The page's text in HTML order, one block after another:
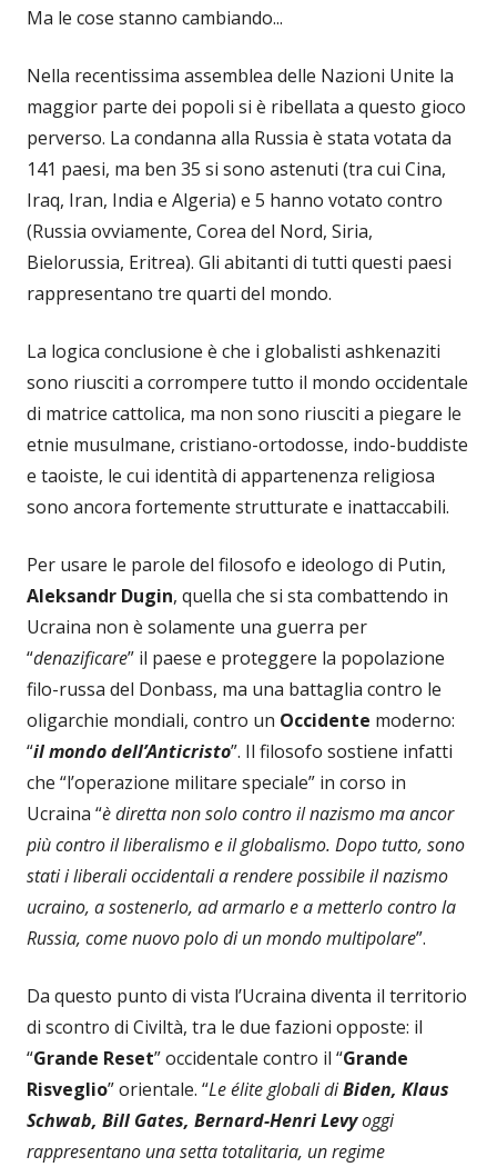
Ma le cose stanno cambiando...
Nella recentissima assemblea delle Nazioni Unite la
maggior parte dei popoli si è ribellata a questo gioco
perverso. La condanna alla Russia è stata votata da
141 paesi, ma ben 35 si sono astenuti (tra cui Cina,
Iraq, Iran, India e Algeria) e 5 hanno votato contro
(Russia ovviamente, Corea del Nord, Siria,
Bielorussia, Eritrea). Gli abitanti di tutti questi paesi
rappresentano tre quarti del mondo.
La logica conclusione è che i globalisti ashkenaziti
sono riusciti a corrompere tutto il mondo occidentale
di matrice cattolica, ma non sono riusciti a piegare le
etnie musulmane, cristiano-ortodosse, indo-buddiste
e taoiste, le cui identità di appartenenza religiosa
sono ancora fortemente strutturate e inattaccabili.
Per usare le parole del filosofo e ideologo di Putin,
Aleksandr Dugin, quella che si sta combattendo in
Ucraina non è solamente una guerra per
“denazificare” il paese e proteggere la popolazione
filo-russa del Donbass, ma una battaglia contro le
oligarchie mondiali, contro un Occidente moderno:
“il mondo dell’Anticristo”. Il filosofo sostiene infatti
che “l’operazione militare speciale” in corso in
Ucraina “è diretta non solo contro il nazismo ma ancor
più contro il liberalismo e il globalismo. Dopo tutto, sono
stati i liberali occidentali a rendere possibile il nazismo
ucraino, a sostenerlo, ad armarlo e a metterlo contro la
Russia, come nuovo polo di un mondo multipolare”.
Da questo punto di vista l’Ucraina diventa il territorio
di scontro di Civiltà, tra le due fazioni opposte: il
“Grande Reset” occidentale contro il “Grande
Risveglio” orientale. “Le élite globali diBiden, Klaus
Schwab, Bill Gates, Bernard-Henri Levyoggi
rappresentano una setta totalitaria, un regime